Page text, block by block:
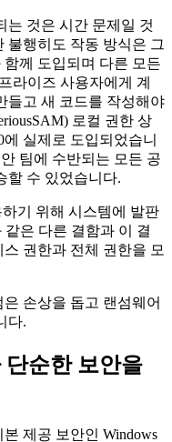
는 것은 시간 문제일 것
불행히도 작동 방식은 그
께 도입되며 다른 모든
라이즈 사용자에게 계
들고 새 코드를 작성해야
로컬 권한 상
에 실제로 도입되었습니
팀에 수반되는 모든 공
할 수 있었습니다.
기 위해 시스템에 발판
같은 다른 결함과 이 결
권한과 전체 권한을 모
손상을 돕고 랜섬웨어
다.
단순한 보안을
제공 보안인 Windows